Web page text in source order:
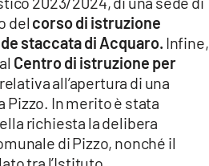
del corso di istruzione
staccata di Acquaro. Infine,
Centro di istruzione per
relativa all’apertura di una
Pizzo. In merito è stata
richiesta la delibera
di Pizzo, nonché il